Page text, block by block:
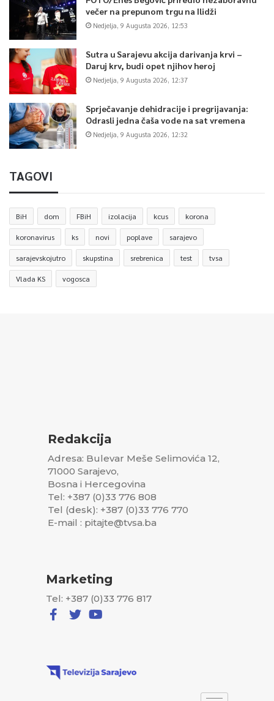
večer na prepunom trgu na Ilidži
Nedjelja, 9 Augusta 2026, 12:53
Sutra u Sarajevu akcija darivanja krvi –
Daruj krv, budi opet njihov heroj
Nedjelja, 9 Augusta 2026, 12:37
Sprječavanje dehidracije i pregrijavanja:
Odrasli jedna čaša vode na sat vremena
Nedjelja, 9 Augusta 2026, 12:32
TAGOVI
BiH dom FBiH izolacija kcus korona
koronavirus ks novi poplave sarajevo
sarajevskojutro skupstina srebrenica test tvsa
Vlada KS vogosca
Redakcija
Adresa: Bulevar Meše Selimovića 12,
71000 Sarajevo,
Bosna i Hercegovina
Tel: +387 (0)33 776 808
Tel (desk): +387 (0)33 776 770
E-mail : pitajte@tvsa.ba
Marketing
Tel: +387 (0)33 776 817